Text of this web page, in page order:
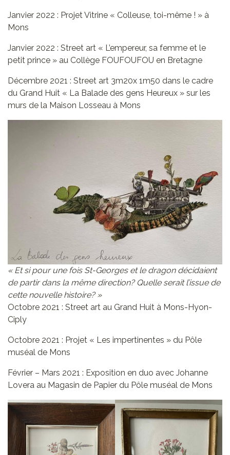
Janvier 2022 : Projet Vitrine « Colleuse, toi-même ! » à
Mons
Janvier 2022 : Street art « L’empereur, sa femme et le
petit prince » au Collège FOUFOUFOU en Bretagne
Décembre 2021 : Street art 3m20x 1m50 dans le cadre
du Grand Huit « La Balade des gens Heureux » sur les
murs de la Maison Losseau à Mons
« Et si pour une fois St-Georges et le dragon décidaient
de partir dans la même direction? Quelle serait l’issue de
cette nouvelle histoire? »
Octobre 2021 : Street art au Grand Huit à Mons-Hyon-
Ciply
Octobre 2021 : Projet « Les impertinentes » du Pôle
muséal de Mons
Février – Mars 2021 : Exposition en duo avec Johanne
Lovera au Magasin de Papier du Pôle muséal de Mons